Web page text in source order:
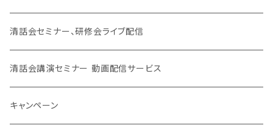
SJC
清話会セミナー、研修会ライブ配信
清話会講演セミナー 動画配信サービス
キャンペーン